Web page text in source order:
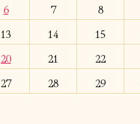
6 7 8
13 14 15
20 21 22
27 28 29